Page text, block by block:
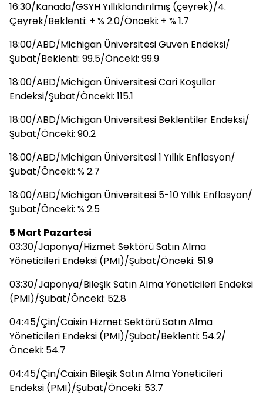
16:30/Kanada/GSYH Yıllıklandırılmış (çeyrek)/4.
Çeyrek/Beklenti: + % 2.0/Önceki: + % 1.7
18:00/ABD/Michigan Üniversitesi Güven Endeksi/
Şubat/Beklenti: 99.5/Önceki: 99.9
18:00/ABD/Michigan Üniversitesi Cari Koşullar
Endeksi/Şubat/Önceki: 115.1
18:00/ABD/Michigan Üniversitesi Beklentiler Endeksi/
Şubat/Önceki: 90.2
18:00/ABD/Michigan Üniversitesi 1 Yıllık Enflasyon/
Şubat/Önceki: % 2.7
18:00/ABD/Michigan Üniversitesi 5-10 Yıllık Enflasyon/
Şubat/Önceki: % 2.5
5 Mart Pazartesi
03:30/Japonya/Hizmet Sektörü Satın Alma
Yöneticileri Endeksi (PMI)/Şubat/Önceki: 51.9
03:30/Japonya/Bileşik Satın Alma Yöneticileri Endeksi
(PMI)/Şubat/Önceki: 52.8
04:45/Çin/Caixin Hizmet Sektörü Satın Alma
Yöneticileri Endeksi (PMI)/Şubat/Beklenti: 54.2/
Önceki: 54.7
04:45/Çin/Caixin Bileşik Satın Alma Yöneticileri
Endeksi (PMI)/Şubat/Önceki: 53.7